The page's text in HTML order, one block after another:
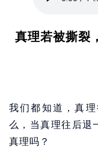
真理若被撕
我们都知道，真
么，当真理往后退
真理吗？